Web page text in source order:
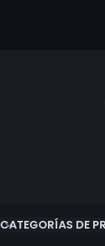
CATEGORÍAS DE